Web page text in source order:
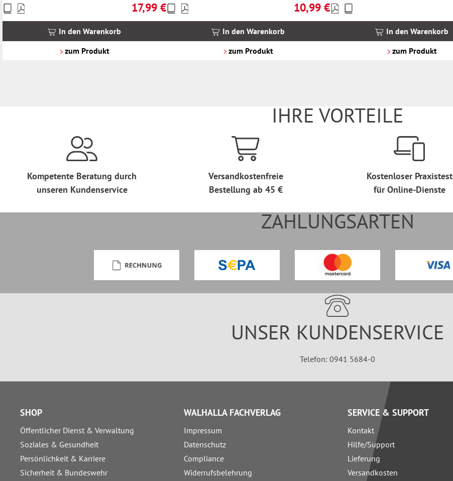
Regulärer Preis:
17,99 €
Preise
inkl.
In den Warenkorb
zum Produkt
Regulärer Preis:
10,99 €
Preise
inkl.
In den Warenkorb
zum Produkt
Preise
inkl.
In den Warenkorb
zum Produkt
IHRE VORTEILE
Kompetente Beratung durch
unseren Kundenservice
Versandkostenfreie
Bestellung ab 45 €
Kostenloser Praxistest
für Online-Dienste
ZAHLUNGSARTEN
UNSER KUNDENSERVICE
Telefon: 0941 5684-0
SHOP
Öffentlicher Dienst & Verwaltung
Soziales & Gesundheit
Persönlichkeit & Karriere
Sicherheit & Bundeswehr
WALHALLA FACHVERLAG
Impressum
Datenschutz
Compliance
Widerrufsbelehrung
SERVICE & SUPPORT
Kontakt
Hilfe/Support
Lieferung
Versandkosten